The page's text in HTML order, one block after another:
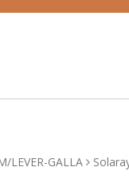
LEVER-GALLA